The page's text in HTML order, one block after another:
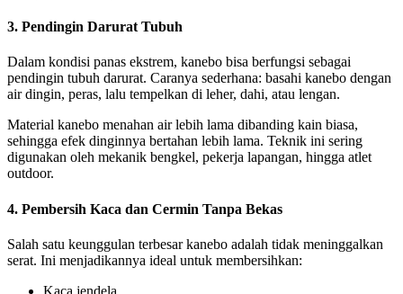
3. Pendingin Darurat Tubuh
Dalam kondisi panas ekstrem, kanebo bisa berfungsi sebagai
pendingin tubuh darurat. Caranya sederhana: basahi kanebo dengan
air dingin, peras, lalu tempelkan di leher, dahi, atau lengan.
Material kanebo menahan air lebih lama dibanding kain biasa,
sehingga efek dinginnya bertahan lebih lama. Teknik ini sering
digunakan oleh mekanik bengkel, pekerja lapangan, hingga atlet
outdoor.
4. Pembersih Kaca dan Cermin Tanpa Bekas
Salah satu keunggulan terbesar kanebo adalah tidak meninggalkan
serat. Ini menjadikannya ideal untuk membersihkan:
Kaca jendela